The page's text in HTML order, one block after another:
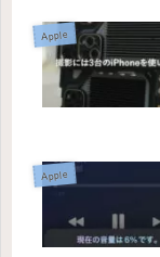
Apple
Apple